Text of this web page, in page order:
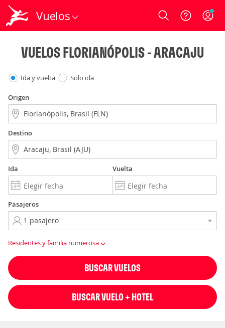
Vuelos Login
VUELOS FLORIANÓPOLIS - ARACAJU
Ida y vuelta Solo ida
Origen
Destino
Ida Vuelta
Pasajeros
Residentes y familia numerosa
BUSCAR VUELOS
BUSCAR VUELO + HOTEL